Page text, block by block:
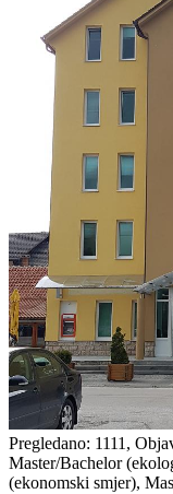
Pregledano: 1111,
Master/Bachelor
(ekonomski smjer),